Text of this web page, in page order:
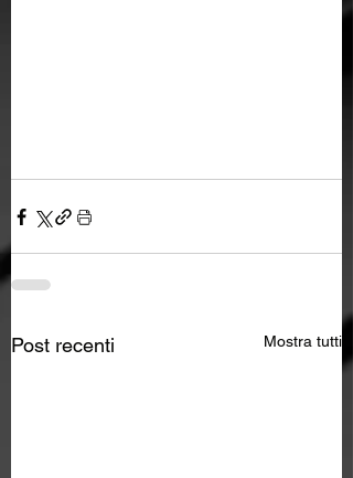
Post recenti Mostra tutti